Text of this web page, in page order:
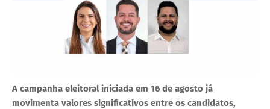
A campanha eleitoral iniciada em 16 de agosto já
movimenta valores significativos entre os candidatos,